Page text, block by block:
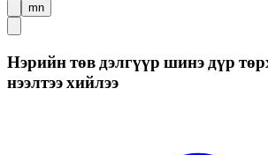
mn
Нэрийн төв дэлгүүр шинэ дүр
нээлтээ хийлээ